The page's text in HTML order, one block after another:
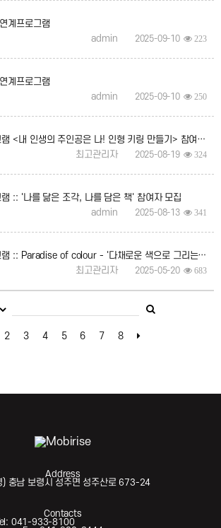
계프로그램
admin
2025-09-10 223
계프로그램
admin
2025-09-10 250
2025 전시연계프로그램 <내 인생의 주인공은 나! 인형 키링 만들기> 참여자 모집
최고관리자
2025-08-19 324
:: '나를 닮은 조각, 나를 담은 책' 참여자 모집
admin
2025-08-13 341
2025 전시연계프로그램 :: Paradise of colour - '다채로운 색으로 그리는 나만의 낙원’ 참여자 모집
최고관리자
2025-05-20 683
2 3 4 5 6 7 8
Address
) 충남 보령시 성주면 성주산로 673-24
Contacts
041-933-8100